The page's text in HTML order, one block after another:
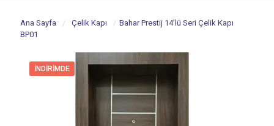
Ana Sayfa / Çelik Kapı / Bahar Prestij 14’lü Seri Çelik Kapı
BP01
İNDIRIMDE